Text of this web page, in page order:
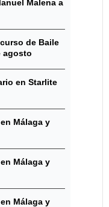
Malena a
de Baile
agosto
en Starlite
Málaga y
Málaga y
Málaga y